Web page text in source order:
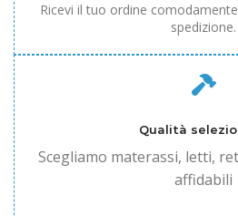
Ricevi il tuo ordine
spedizione.
Qualità
Scegliamo materassi, letti,
affidabili